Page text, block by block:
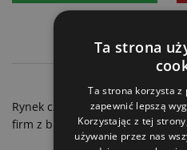
Maschio Gaspardo
Rynek części zamiennych i
firm z branży
Ta strona
Ta strona korzysta z
zapewnić lepszą
Korzystając z tej
używanie przez nas